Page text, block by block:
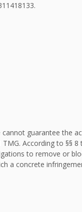
guarantee the
According to
to remove or
a concrete